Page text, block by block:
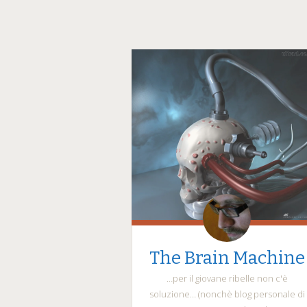
The Brain Machine
…per il giovane ribelle non c'è
soluzione… (nonchè blog personale di